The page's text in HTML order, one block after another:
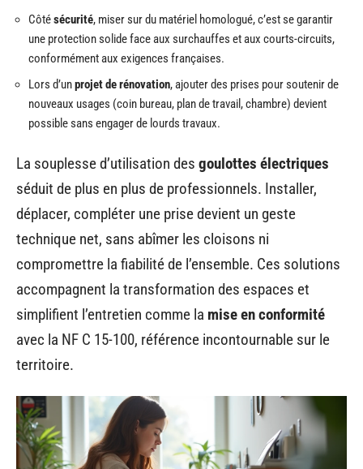
Côtésécurité, miser sur du matériel homologué, c’est se garantir
une protection solide face aux surchauffes et aux courts-circuits,
conformément aux exigences françaises.
Lors d’unprojet de rénovation, ajouter des prises pour soutenir de
nouveaux usages (coin bureau, plan de travail, chambre) devient
possible sans engager de lourds travaux.
La souplesse d’utilisation des goulottes électriques
séduit de plus en plus de professionnels. Installer,
déplacer, compléter une prise devient un geste
technique net, sans abîmer les cloisons ni
compromettre la fiabilité de l’ensemble. Ces solutions
accompagnent la transformation des espaces et
simplifient l’entretien comme la mise en conformité
avec la NF C 15-100, référence incontournable sur le
territoire.